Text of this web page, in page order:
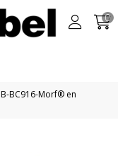
0
B-BC916-Morf® en